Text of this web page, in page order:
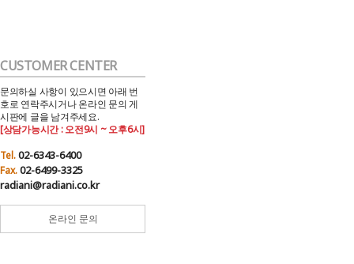
CUSTOMER CENTER
문의하실 사항이 있으시면 아래 번
호로 연락주시거나 온라인 문의 게
시판에 글을 남겨주세요.
[상담가능시간 : 오전9시 ~ 오후6시]
Tel.02-6343-6400
Fax.02-6499-3325
radiani@radiani.co.kr
온라인 문의